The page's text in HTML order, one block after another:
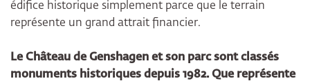
édifice historique simplement parce que le terrain
représente un grand attrait financier.
Le Château de Genshagen et son parc sont classés
monuments historiques depuis 1982. Que représente